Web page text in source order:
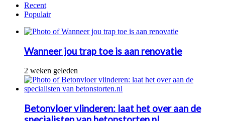
Recent
Populair
Wanneer jou trap toe is aan renovatie
2 weken geleden
Betonvloer vlinderen: laat het over aan de